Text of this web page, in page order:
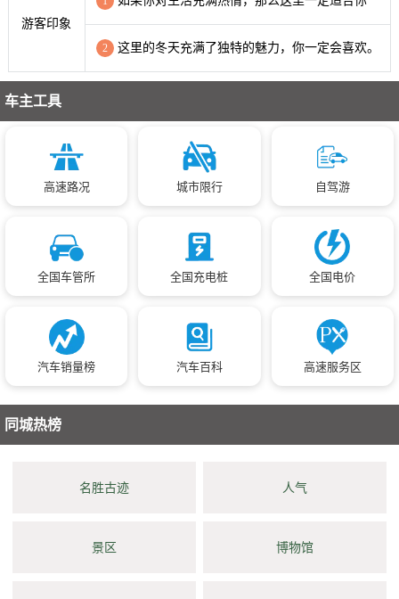
游客印象
2 这里的冬天充满了独特的魅力，你一定会喜欢。
车主工具
高速路况 城市限行 自驾游
全国车管所 全国充电桩 全国电价
汽车销量榜 汽车百科 高速服务区
同城热榜
名胜古迹 人气
景区 博物馆